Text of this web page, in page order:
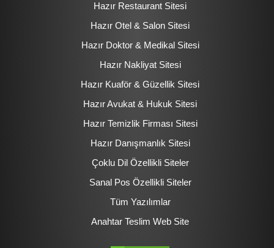
Hazır Restaurant Sitesi
Hazır Otel & Salon Sitesi
Hazır Doktor & Medikal Sitesi
Hazır Nakliyat Sitesi
Hazır Kuaför & Güzellik Sitesi
Hazır Avukat & Hukuk Sitesi
Hazır Temizlik Firması Sitesi
Hazır Danışmanlık Sitesi
Çoklu Dil Özellikli Siteler
Sanal Pos Özellikli Siteler
Tüm Yazılımlar
Anahtar Teslim Web Site